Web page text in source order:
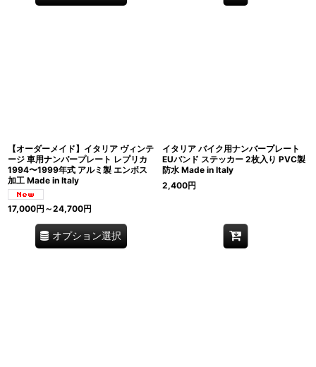
【オーダーメイド】イタリア ヴィンテ
ージ 車用ナンバープレート レプリカ
1994〜1999年式 アルミ製 エンボス
加工 Made in Italy
17,000円 ～24,700円
オプション選択
イタリア バイク用ナンバープレート
EUバンド ステッカー 2枚入り PVC製
防水 Made in Italy
2,400円